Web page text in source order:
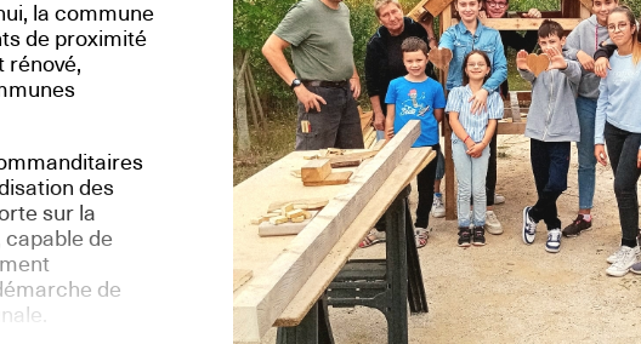
la commune
de proximité
rénové,
des
sur la
de
de